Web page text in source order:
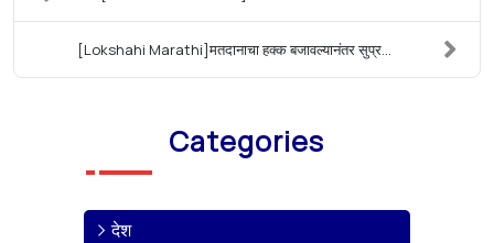
[Lokshahi Marathi]मतदानाचा हक्क बजावल्यानंतर सुप्र...
Categories
देश